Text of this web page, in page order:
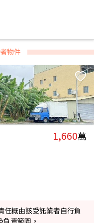
物件
1,660萬
概由該受託業者自行負
責範圍。